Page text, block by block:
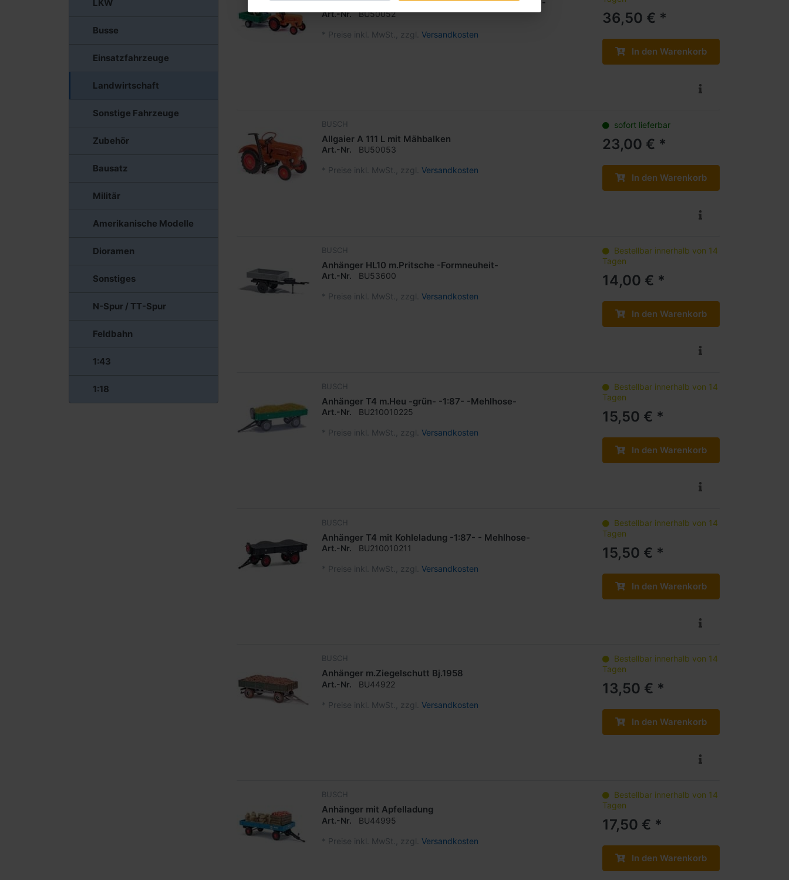
LKW
Busse
Einsatzfahrzeuge
Landwirtschaft
Sonstige Fahrzeuge
Zubehör
Bausatz
Militär
Amerikanische Modelle
Dioramen
Sonstiges
N-Spur / TT-Spur
Feldbahn
1:43
1:18
Allgaier A 111 L m.Einachs Anhänger + Figuren -1:87-
Art.-Nr. BU50052
* Preise inkl. MwSt., zzgl. Versandkosten
36,50 € *
In den Warenkorb
BUSCH
Allgaier A 111 L mit Mähbalken
Art.-Nr. BU50053
* Preise inkl. MwSt., zzgl. Versandkosten
sofort lieferbar
23,00 € *
In den Warenkorb
BUSCH
Anhänger HL10 m.Pritsche -Formneuheit-
Art.-Nr. BU53600
* Preise inkl. MwSt., zzgl. Versandkosten
Bestellbar innerhalb von 14
Tagen
14,00 € *
In den Warenkorb
BUSCH
Anhänger T4 m.Heu -grün- -1:87- -Mehlhose-
Art.-Nr. BU210010225
* Preise inkl. MwSt., zzgl. Versandkosten
Bestellbar innerhalb von 14
Tagen
15,50 € *
In den Warenkorb
BUSCH
Anhänger T4 mit Kohleladung -1:87- - Mehlhose-
Art.-Nr. BU210010211
* Preise inkl. MwSt., zzgl. Versandkosten
Bestellbar innerhalb von 14
Tagen
15,50 € *
In den Warenkorb
BUSCH
Anhänger m.Ziegelschutt Bj.1958
Art.-Nr. BU44922
* Preise inkl. MwSt., zzgl. Versandkosten
Bestellbar innerhalb von 14
Tagen
13,50 € *
In den Warenkorb
BUSCH
Anhänger mit Apfelladung
Art.-Nr. BU44995
* Preise inkl. MwSt., zzgl. Versandkosten
Bestellbar innerhalb von 14
Tagen
17,50 € *
In den Warenkorb